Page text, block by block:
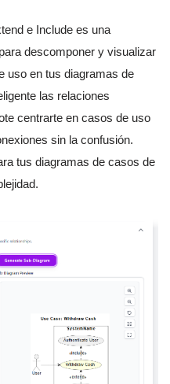
e Include es una
descomponer y visualizar
uso en tus diagramas de
las relaciones
centrarte en casos de uso
sin la confusión.
tus diagramas de casos de